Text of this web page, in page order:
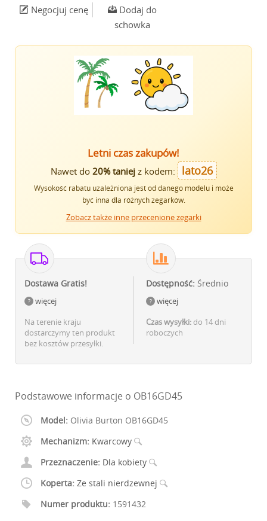
Negocjuj cenę
Dodaj do
schowka
Letni czas zakupów!
Nawet do 20% taniejz kodem: lato26
Wysokość rabatu uzależniona jest od danego modelu i może
być inna dla różnych zegarków.
Zobacz także inne przecenione zegarki
Dostawa Gratis!
więcej
Na terenie kraju
dostarczymy ten produkt
bez kosztów przesyłki.
Dostępność: Średnio
więcej
Czas wysyłki: do 14 dni
roboczych
Podstawowe informacje o OB16GD45
Model: Olivia Burton OB16GD45
Mechanizm: Kwarcowy
Przeznaczenie: Dla kobiety
Koperta: Ze stali nierdzewnej
Numer produktu: 1591432